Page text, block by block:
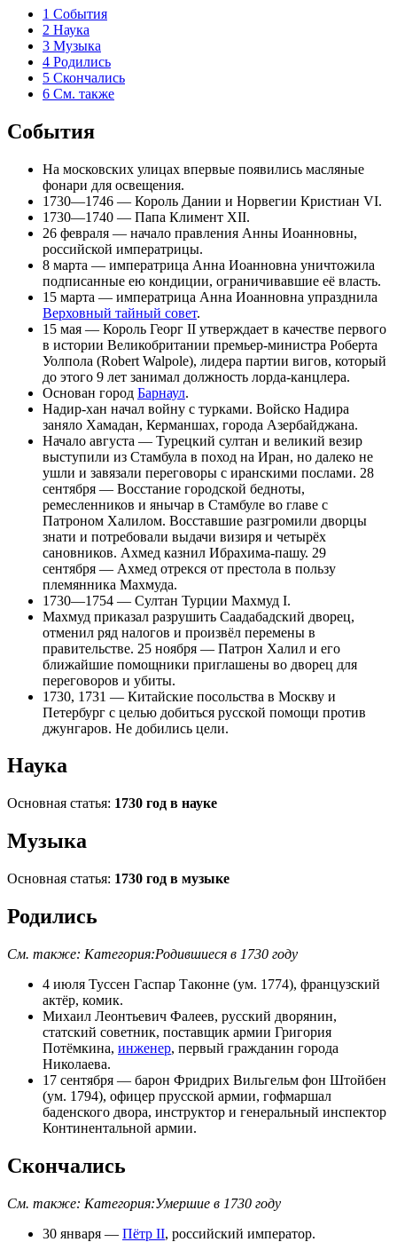
1 События
2 Наука
3 Музыка
4 Родились
5 Скончались
6 См. также
События
На московских улицах впервые появились масляные
фонари для освещения.
1730—1746 — Король Дании и Норвегии Кристиан VI.
1730—1740 — Папа Климент XII.
26 февраля — начало правления Анны Иоанновны,
российской императрицы.
8 марта — императрица Анна Иоанновна уничтожила
подписанные ею кондиции, ограничивавшие её власть.
15 марта — императрица Анна Иоанновна упразднила
Верховный тайный совет.
15 мая — Король Георг II утверждает в качестве первого
в истории Великобритании премьер-министра Роберта
Уолпола (Robert Walpole), лидера партии вигов, который
до этого 9 лет занимал должность лорда-канцлера.
Основан город Барнаул.
Надир-хан начал войну с турками. Войско Надира
заняло Хамадан, Керманшах, города Азербайджана.
Начало августа — Турецкий султан и великий везир
выступили из Стамбула в поход на Иран, но далеко не
ушли и завязали переговоры с иранскими послами. 28
сентября — Восстание городской бедноты,
ремесленников и янычар в Стамбуле во главе с
Патроном Халилом. Восставшие разгромили дворцы
знати и потребовали выдачи визиря и четырёх
сановников. Ахмед казнил Ибрахима-пашу. 29
сентября — Ахмед отрекся от престола в пользу
племянника Махмуда.
1730—1754 — Султан Турции Махмуд I.
Махмуд приказал разрушить Саадабадский дворец,
отменил ряд налогов и произвёл перемены в
правительстве. 25 ноября — Патрон Халил и его
ближайшие помощники приглашены во дворец для
переговоров и убиты.
1730, 1731 — Китайские посольства в Москву и
Петербург с целью добиться русской помощи против
джунгаров. Не добились цели.
Наука
Основная статья: 1730 год в науке
Музыка
Основная статья: 1730 год в музыке
Родились
См. также: Категория:Родившиеся в 1730 году
4 июля Туссен Гаспар Таконне (ум. 1774), французский
актёр, комик.
Михаил Леонтьевич Фалеев, русский дворянин,
статский советник, поставщик армии Григория
Потёмкина, инженер, первый гражданин города
Николаева.
17 сентября — барон Фридрих Вильгельм фон Штойбен
(ум. 1794), офицер прусской армии, гофмаршал
баденского двора, инструктор и генеральный инспектор
Континентальной армии.
Скончались
См. также: Категория:Умершие в 1730 году
30 января — Пётр II, российский император.